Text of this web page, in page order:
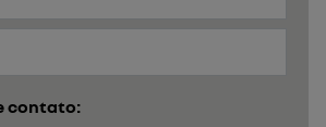
contato: